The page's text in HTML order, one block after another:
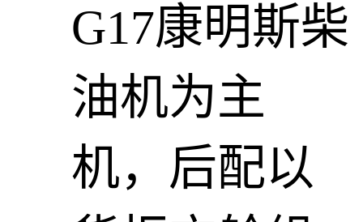
G17康明斯柴
油机为主
机，后配以